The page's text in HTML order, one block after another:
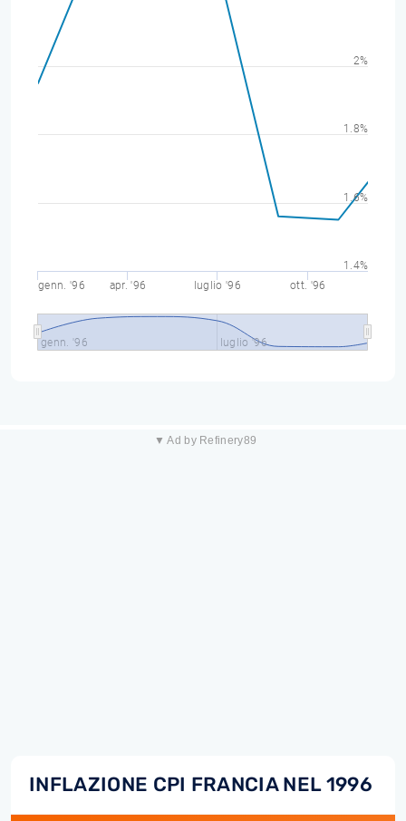
genn. '96 apr. '96 luglio '96 ott. '96
genn. '96 luglio '96
1.6%
1.8%
2%
1.4%
▼ Ad by Refinery89
INFLAZIONE CPI FRANCIA NEL 1996